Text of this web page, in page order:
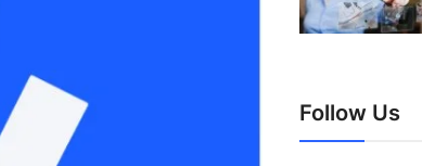
Follow Us